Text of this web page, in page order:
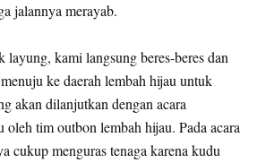
jalannya merayab.
layung, kami langsung beres-beres dan
ke daerah lembah hijau untuk
akan dilanjutkan dengan acara
tim outbon lembah hijau. Pada acara
cukup menguras tenaga karena kudu